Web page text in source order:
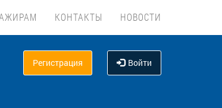
КОНТАКТЫ НОВОСТИ
Регистрация Войти